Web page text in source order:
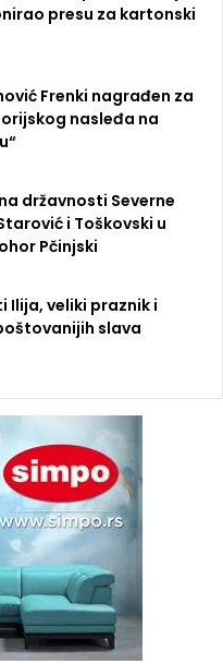
presu za kartonski
Frenki nagrađen za
nasleđa na
državnosti Severne
i Toškovski u
Pčinjski
Ilija, veliki praznik i
slava